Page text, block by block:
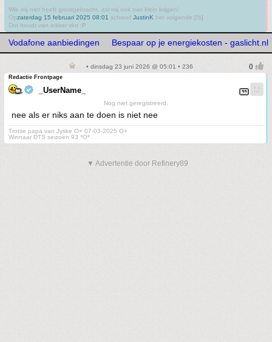
Wie mij niet heeft grootgebracht, zal mij ook niet klein krijgen!
Opzaterdag 15 februari 2025 08:01 schreef JustinK het volgende:[/b]
Dot houdt van lekker vlot :P
Vodafone aanbiedingen Bespaar op je energiekosten - gaslicht.nl
• dinsdag 23 juni 2026 @ 05:01 • 236
Redactie Frontpage
_UserName_
Nog niet geregistreerd.
nee als er niks aan te doen is niet nee
Trotse papa van Jyske O+ 07-03-2025 O+
Winnaar DTS seizoen 93 *O*
▼ Advertentie door Refinery89